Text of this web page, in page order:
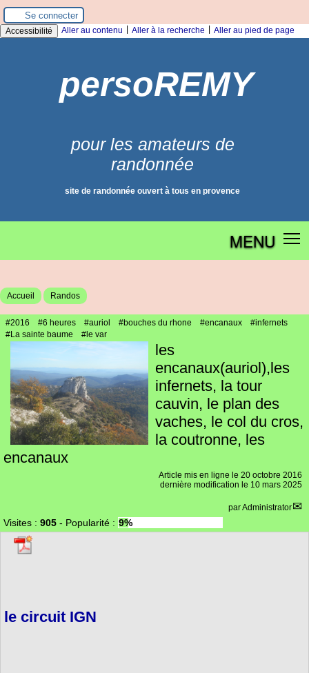
Panneau de gestion des cookies
Se connecter
Accessibilité Aller au contenu Aller à la recherche Aller au pied de page
persoREMY
pour les amateurs de
randonnée
site de randonnée ouvert à tous en provence
MENU
Accueil Randos
#2016 #6 heures #auriol #bouches du rhone #encanaux
#infernets
#La sainte baume
#le var
les
encanaux(auriol),les
infernets, la tour
cauvin, le plan des
vaches, le col du cros,
la coutronne, les
encanaux
Article mis en ligne le 20 octobre 2016
dernière modification le 10 mars 2025
parAdministrator
Visites : 905 - Popularité : 9%
le circuit IGN